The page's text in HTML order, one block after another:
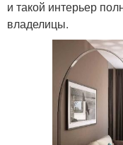
и такой интерьер
владелицы.